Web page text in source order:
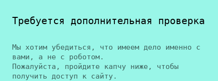
Требуется дополнительная проверка
Мы хотим убедиться, что имеем дело именно с
вами, а не с роботом.
Пожалуйста, пройдите капчу ниже, чтобы
получить доступ к сайту.